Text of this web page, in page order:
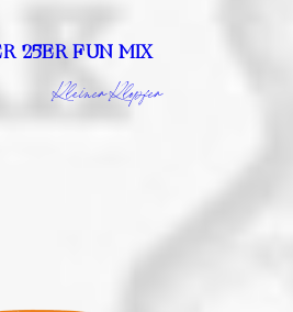
25ER FUN MIX
Kleiner Klopfer